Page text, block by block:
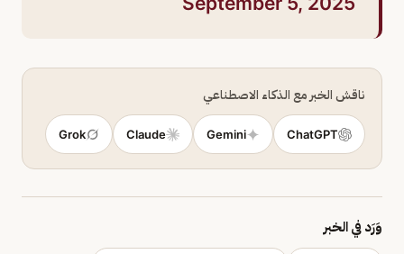
ناقش الخبر مع الذكاء الاصطناعي
ChatGPT
Gemini
Claude
Grok
وَرَد في الخبر